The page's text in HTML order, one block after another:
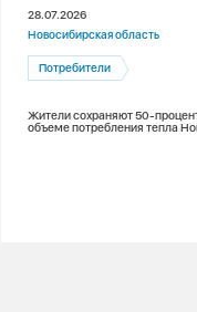
28.07.2026
Новосибирская область
Потребители
Жители сохраняют 50-
объеме потребления тепла